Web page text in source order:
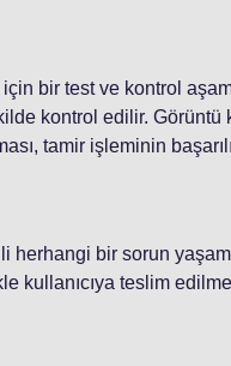
bir test ve kontrol
kontrol edilir. Görüntü
tamir işleminin
herhangi bir sorun
kullanıcıya teslim